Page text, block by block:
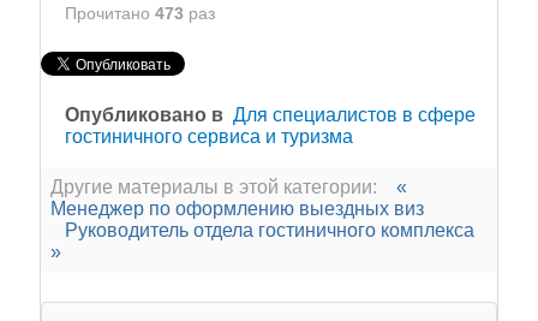
Прочитано 473 раз
Опубликовано в Для специалистов в сфере
гостиничного сервиса и туризма
Другие материалы в этой категории:
«
Менеджер по оформлению выездных виз
Руководитель отдела гостиничного комплекса
»